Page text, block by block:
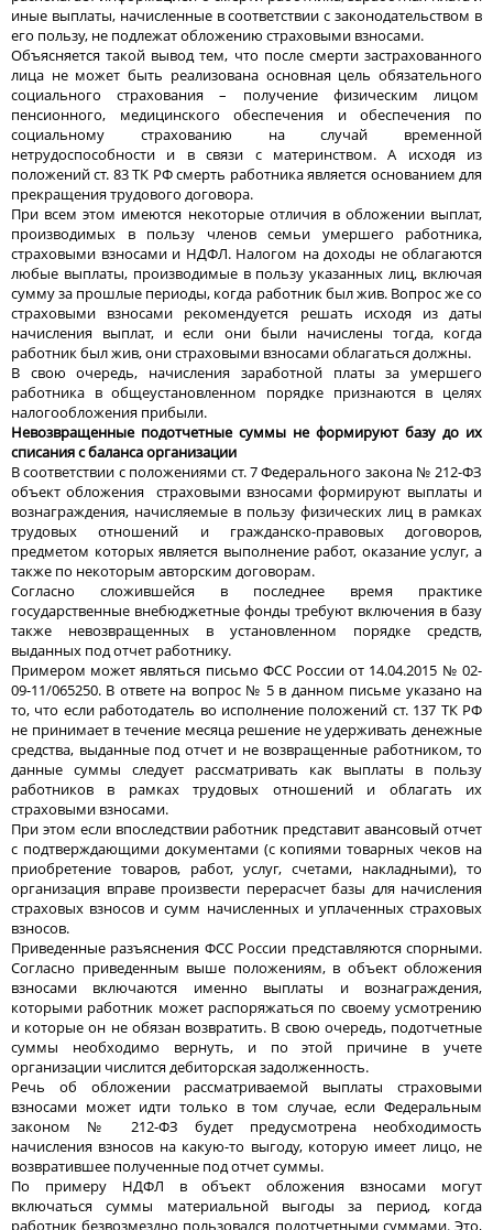
иные выплаты, начисленные в соответствии с законодательством в
его пользу, не подлежат обложению страховыми взносами.
Объясняется такой вывод тем, что после смерти застрахованного
лица не может быть реализована основная цель обязательного
социального страхования – получение физическим лицом
пенсионного, медицинского обеспечения и обеспечения по
социальному страхованию на случай временной
нетрудоспособности и в связи с материнством. А исходя из
положений ст. 83 ТК РФ смерть работника является основанием для
прекращения трудового договора.
При всем этом имеются некоторые отличия в обложении выплат,
производимых в пользу членов семьи умершего работника,
страховыми взносами и НДФЛ. Налогом на доходы не облагаются
любые выплаты, производимые в пользу указанных лиц, включая
сумму за прошлые периоды, когда работник был жив. Вопрос же со
страховыми взносами рекомендуется решать исходя из даты
начисления выплат, и если они были начислены тогда, когда
работник был жив, они страховыми взносами облагаться должны.
В свою очередь, начисления заработной платы за умершего
работника в общеустановленном порядке признаются в целях
налогообложения прибыли.
Невозвращенные подотчетные суммы не формируют базу до их
списания с баланса организации
В соответствии с положениями ст. 7 Федерального закона № 212-ФЗ
объект обложения страховыми взносами формируют выплаты и
вознаграждения, начисляемые в пользу физических лиц в рамках
трудовых отношений и гражданско-правовых договоров,
предметом которых является выполнение работ, оказание услуг, а
также по некоторым авторским договорам.
Согласно сложившейся в последнее время практике
государственные внебюджетные фонды требуют включения в базу
также невозвращенных в установленном порядке средств,
выданных под отчет работнику.
Примером может являться письмо ФСС России от 14.04.2015 № 02-
09-11/065250. В ответе на вопрос № 5 в данном письме указано на
то, что если работодатель во исполнение положений ст. 137 ТК РФ
не принимает в течение месяца решение не удерживать денежные
средства, выданные под отчет и не возвращенные работником, то
данные суммы следует рассматривать как выплаты в пользу
работников в рамках трудовых отношений и облагать их
страховыми взносами.
При этом если впоследствии работник представит авансовый отчет
с подтверждающими документами (с копиями товарных чеков на
приобретение товаров, работ, услуг, счетами, накладными), то
организация вправе произвести перерасчет базы для начисления
страховых взносов и сумм начисленных и уплаченных страховых
взносов.
Приведенные разъяснения ФСС России представляются спорными.
Согласно приведенным выше положениям, в объект обложения
взносами включаются именно выплаты и вознаграждения,
которыми работник может распоряжаться по своему усмотрению
и которые он не обязан возвратить. В свою очередь, подотчетные
суммы необходимо вернуть, и по этой причине в учете
организации числится дебиторская задолженность.
Речь об обложении рассматриваемой выплаты страховыми
взносами может идти только в том случае, если Федеральным
законом № 212-ФЗ будет предусмотрена необходимость
начисления взносов на какую-то выгоду, которую имеет лицо, не
возвратившее полученные под отчет суммы.
По примеру НДФЛ в объект обложения взносами могут
включаться суммы материальной выгоды за период, когда
работник безвозмездно пользовался подотчетными суммами. Это,